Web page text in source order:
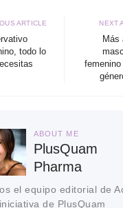
ARTICLE
todo lo
Next
NEXT
Más
ABOUT ME
PlusQuam
Pharma
el equipo editorial de
de PlusQuam